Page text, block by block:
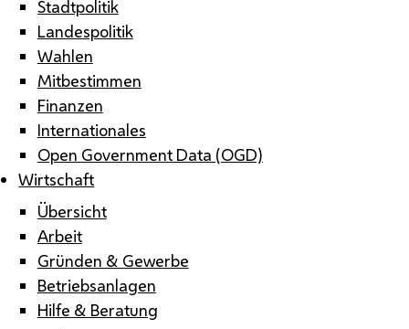
Stadtpolitik
Landespolitik
Wahlen
Mitbestimmen
Finanzen
Internationales
Open Government Data (OGD)
Wirtschaft
Übersicht
Arbeit
Gründen & Gewerbe
Betriebsanlagen
Hilfe & Beratung